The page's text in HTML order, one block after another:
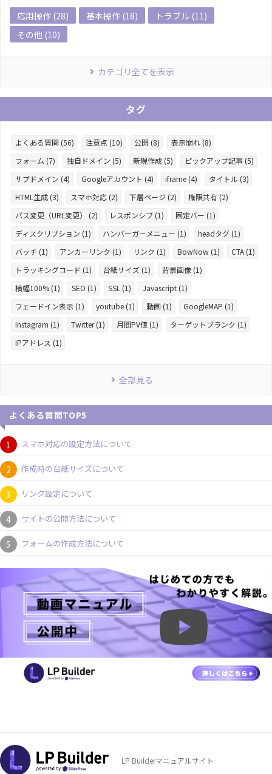
応用操作 (28) 基本操作 (18)
トラブル (11)
その他 (10)
カテゴリ全てを表示
タグ
よくある質問 (56) 注意点 (10) 公開 (8)
表示崩れ (8)
フォーム (7)
独自ドメイン (5) 新規作成 (5)
ピックアップ記事 (5)
サブドメイン (4)
Googleアカウント (4) iframe (4)
タイトル (3)
HTML生成 (3)
スマホ対応 (2) 下層ページ (2)
権限共有 (2)
パス変更（URL変更） (2)
レスポンシブ (1)
固定バー (1)
ディスクリプション (1)
ハンバーガーメニュー (1)
headタグ (1)
バッチ (1)
アンカーリンク (1) リンク (1) BowNow (1)
CTA (1)
トラッキングコード (1)
台紙サイズ (1)
背景画像 (1)
横幅100% (1)
SEO (1) SSL (1)
Javascript (1)
フェードイン表示 (1)
youtube (1) 動画 (1)
GoogleMAP (1)
Instagram (1)
Twitter (1) 月間PV値 (1)
ターゲットブランク (1)
IPアドレス (1)
全部見る
よくある質問TOP5
スマホ対応の設定方法について
作成時の台紙サイズについて
リンク設定について
サイトの公開方法について
フォームの作成方法について
LP Builderマニュアルサイト